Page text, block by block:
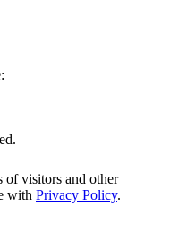
of visitors and other
with Privacy Policy.